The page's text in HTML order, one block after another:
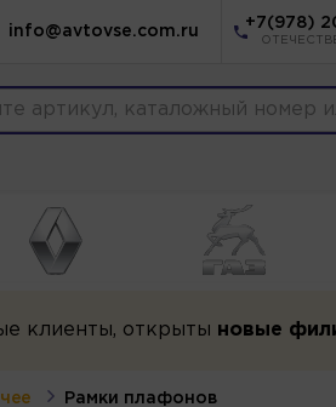
info@avtovse.com.ru
+7(978)
клиенты, открыты новые
Рамки плафонов